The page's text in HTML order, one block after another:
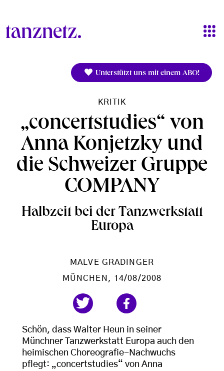
Unterstützt uns mit einem ABO!
KRITIK
„concertstudies“ von
Anna Konjetzky und
die Schweizer Gruppe
COMPANY
Halbzeit bei der Tanzwerkstatt
Europa
MALVE GRADINGER
MÜNCHEN , 14/08/2008
Schön, dass Walter Heun in seiner
Münchner Tanzwerkstatt Europa auch den
heimischen Choreografie-Nachwuchs
pflegt: „concertstudies“ von Anna